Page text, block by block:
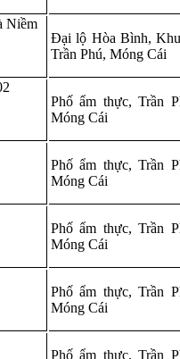
Niềm
Đại lộ Hòa Bình,
Trần Phú, Móng Cái
Phố ẩm thực, Trần
Móng Cái
Phố ẩm thực, Trần
Móng Cái
Phố ẩm thực, Trần
Móng Cái
Phố ẩm thực, Trần
Móng Cái
Phố ẩm thực, Trần